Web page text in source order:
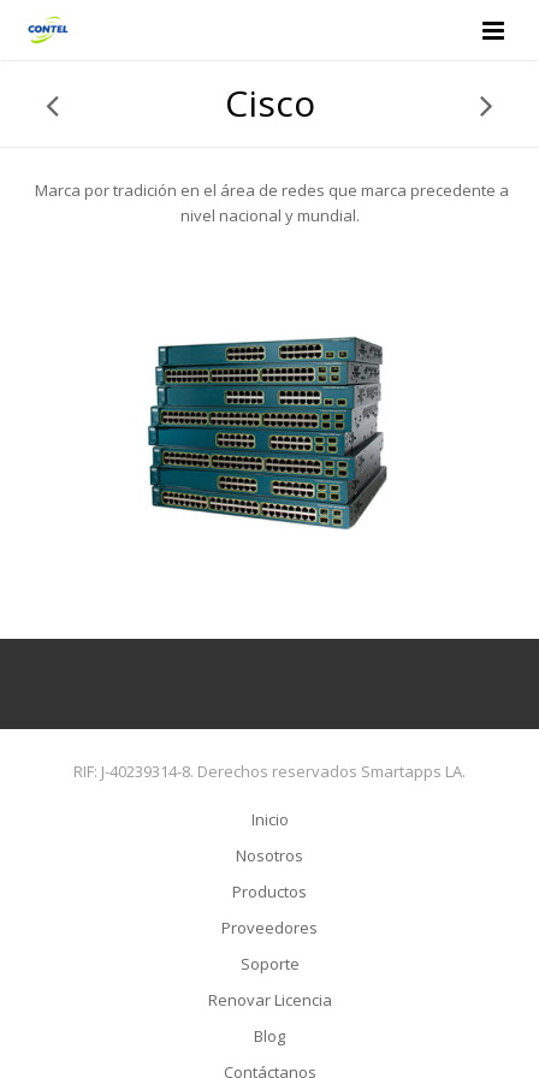
Cisco
Marca por tradición en el área de redes que marca precedente a
nivel nacional y mundial.
RIF: J-40239314-8. Derechos reservados Smartapps LA.
Inicio
Nosotros
Productos
Proveedores
Soporte
Renovar Licencia
Blog
Contáctanos